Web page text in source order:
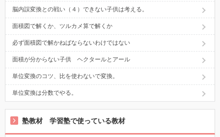
脳内誤変換との戦い（４）できない子供は考える。
面積図で解くか、ツルカメ算で解くか
必ず面積図で解かねばならないわけではない
面積が分からない子供 ヘクタールとアール
単位変換のコツ、比を使わないで変換。
単位変換は分数でやる。
塾教材 学習塾で使っている教材